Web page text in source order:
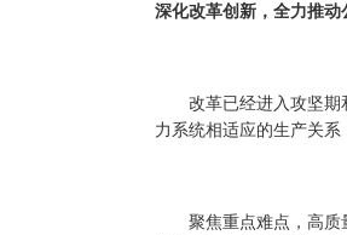
深化改革创新，全力推
改革已经进入攻坚期和
力系统相适应的生产关
聚焦重点难点，高质量